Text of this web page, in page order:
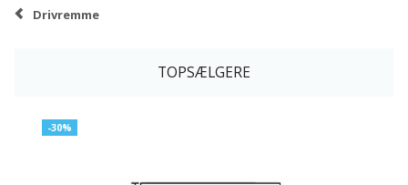
Drivremme
TOPSÆLGERE
-30%